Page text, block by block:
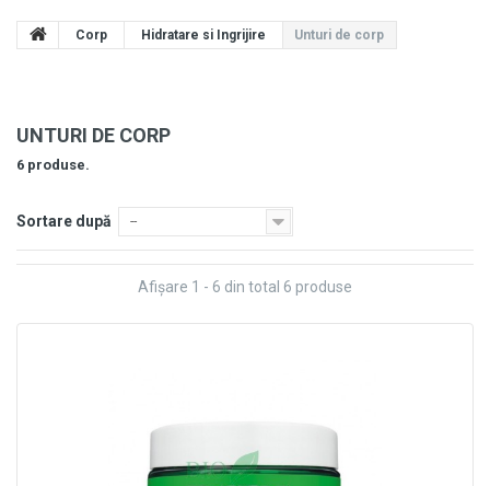
Corp Hidratare si Ingrijire Unturi de corp
UNTURI DE CORP
6 produse.
Sortare după --
Afişare 1 - 6 din total 6 produse